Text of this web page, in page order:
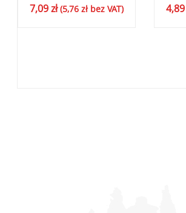
7,09zł (5,76 złbez VAT) 4,89